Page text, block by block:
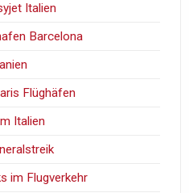
Italien
Barcelona
Flüghäfen
Italien
im Flugverkehr